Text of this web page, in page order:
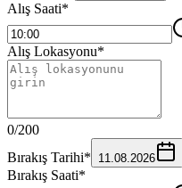
Alış Saati*
Alış Lokasyonu*
0/200
Bırakış Tarihi* 11.08.2026
Bırakış Saati*